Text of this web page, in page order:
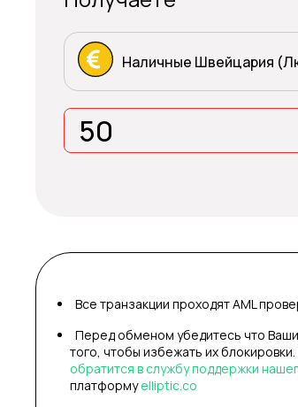
Наличные Швейцария
Все транзакции проходят AML
Перед обменом убедитесь что
того, чтобы избежать их
обратится в службу поддержки
платформуelliptic.co